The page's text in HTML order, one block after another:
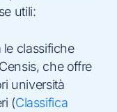
utili:
le classifiche
che offre
università
(Classifica